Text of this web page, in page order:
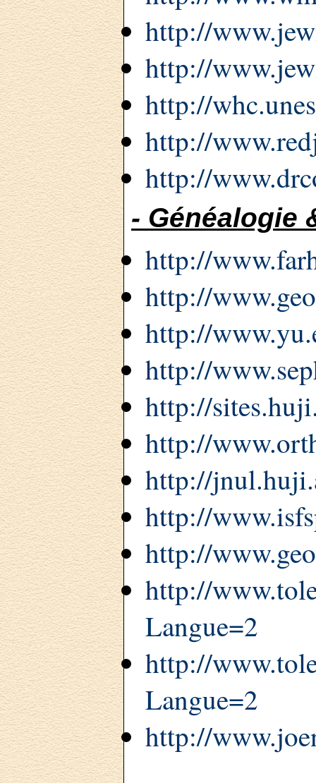
http://
http://
http://
http://
http://
- Généalogie
http://
http://
http://
http://
http://
http://
http://
http://
http://
http://
Langue=2
http://
Langue=2
http://